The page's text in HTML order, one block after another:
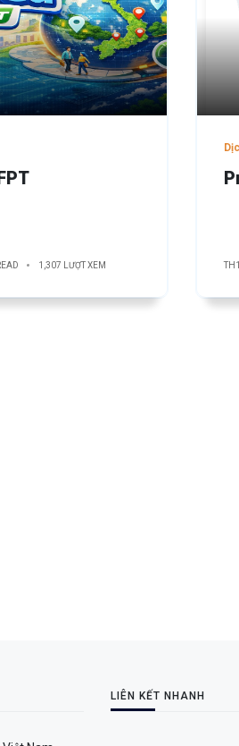
1,307 LƯỢT XEM
LIÊN KẾT NHANH